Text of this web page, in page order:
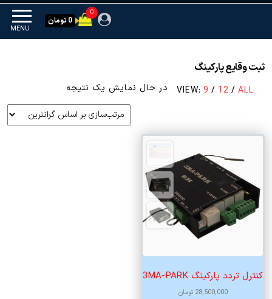
MENU
0
0 تومان
ثبت وقایع پارکینگ
VIEW: 9 / 12 / ALL در حال نمایش یک نتیجه
کنترل تردد پارکینگ 3MA-PARK
28,500,000 تومان